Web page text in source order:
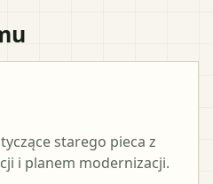
starego pieca z
i planem modernizacji.